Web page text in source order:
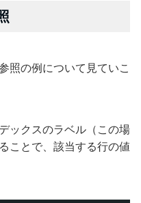
照の例について見ていこ
ックスのラベル（この場
ことで、該当する行の値